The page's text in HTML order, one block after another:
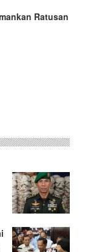
Ratusan